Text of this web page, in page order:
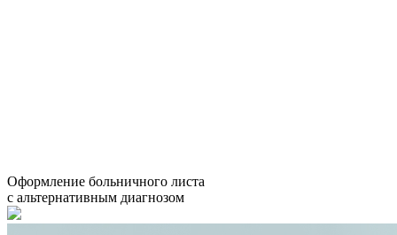
Оформление больничного листа
с альтернативным диагнозом